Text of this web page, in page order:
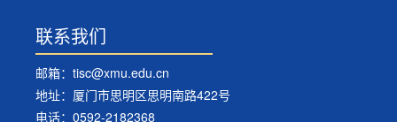
联系我们
邮箱：tisc@xmu.edu.cn
地址：厦门市思明区思明南路422号
电话：0592-2182368